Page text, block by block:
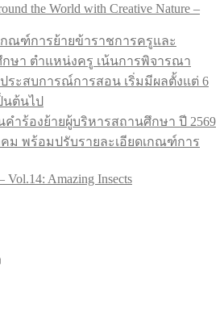
the World with Creative Nature –
ณฑ์การย้ายข้าราชการครูและ
ษา ตำแหน่งครู เน้นการพิจารณา
ระสบการณ์การสอน เริ่มมีผลตั้งแต่ 6
นต้นไป
คำร้องย้ายผู้บริหารสถานศึกษา ปี 2569
คม พร้อมปรับรายละเอียดเกณฑ์การ
Vol.14: Amazing Insects